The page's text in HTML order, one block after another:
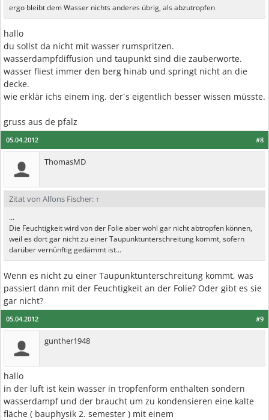
ergo bleibt dem Wasser nichts anderes übrig, als abzutropfen
hallo
du sollst da nicht mit wasser rumspritzen.
wasserdampfdiffusion und taupunkt sind die zauberworte.
wasser fliest immer den berg hinab und springt nicht an die
decke.
wie erklär ichs einem ing. der´s eigentlich besser wissen müsste.
gruss aus de pfalz
#8
05.04.2012
ThomasMD
Zitat von Alfons Fischer: ↑
...
Die Feuchtigkeit wird von der Folie aber wohl gar nicht abtropfen können,
weil es dort gar nicht zu einer Taupunktunterschreitung kommt, sofern
darüber vernünftig gedämmt ist...
Wenn es nicht zu einer Taupunktunterschreitung kommt, was
passiert dann mit der Feuchtigkeit an der Folie? Oder gibt es sie
gar nicht?
#9
05.04.2012
gunther1948
hallo
in der luft ist kein wasser in tropfenform enthalten sondern
wasserdampf und der braucht um zu kondensieren eine kalte
fläche ( bauphysik 2. semester ) mit einem